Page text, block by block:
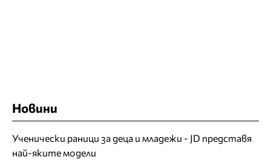
Новини
Ученически раници за деца и младежи - JD представя
най-яките модели